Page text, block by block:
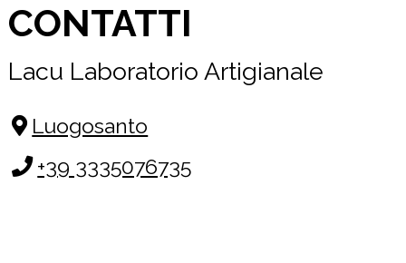
CONTATTI
Lacu Laboratorio Artigianale
Luogosanto
+39 3335076735